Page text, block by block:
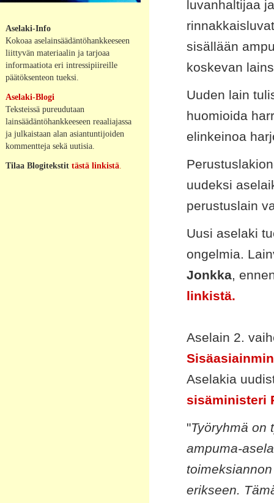
Aselaki-Info
Kokoaa aselainsäädäntöhankkeeseen
liittyvän materiaalin ja tarjoaa
informaatiota eri intressipiireille
päätöksenteon tueksi.
Aselaki-Blogi
Teksteissä pureudutaan
lainsäädäntöhankkeeseen reaaliajassa
ja julkaistaan alan asiantuntijoiden
kommentteja sekä uutisia.
Tilaa Blogitekstit tästä linkistä
luvanhaltijaa
sisällään
koskevan
Uuden lain
huomioida
elinkeinoa
uudeksi
perustuslain
Uusi aselaki
ongelmia.
Jonkka,
linkistä.
Aselain 2.
Aselakia
sisäministeri
"Työryhmä on
ampuma-
erikseen.